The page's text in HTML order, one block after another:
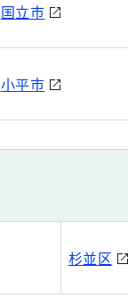
国立市
小平市
杉並区